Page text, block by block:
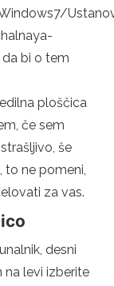
bi o tem
ploščica
če sem
še
to ne pomeni,
za vas.
desni
levi izberite